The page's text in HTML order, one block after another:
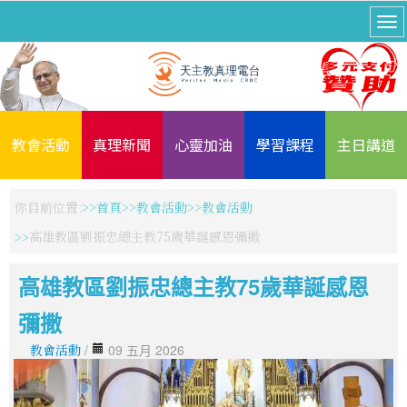
教會活動 真理新聞 心靈加油 學習課程 主日講道
你目前位置: 首頁 教會活動
教會活動
高雄教區劉振忠總主教75歲華誕感恩彌撒
高雄教區劉振忠總主教75歲華誕感恩
彌撒
教會活動 / 09 五月 2026